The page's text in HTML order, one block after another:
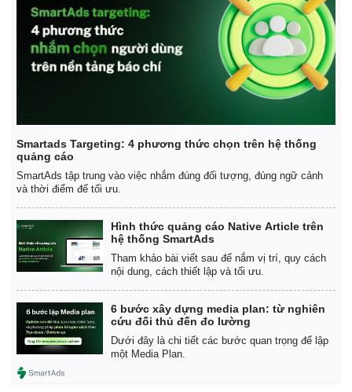
Infographic
Smartads Targeting: 4 phương thức chọn trên hệ thống
quảng cáo
SmartAds tập trung vào việc nhắm đúng đối tượng, đúng ngữ cảnh
và thời điểm để tối ưu.
Hình thức quảng cáo Native Article trên
hệ thống SmartAds
Tham khảo bài viết sau để nắm vị trí, quy cách
nội dung, cách thiết lập và tối ưu.
6 bước xây dựng media plan: từ nghiên
cứu đối thủ đến đo lường
Dưới đây là chi tiết các bước quan trọng để lập
một Media Plan.